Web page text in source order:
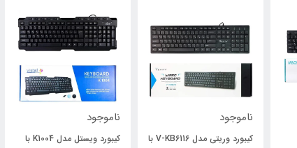
ناموجود
کیبورد ویستل مدل K1004 با
ناموجود
کیبورد وریتی مدل V-KB6117-